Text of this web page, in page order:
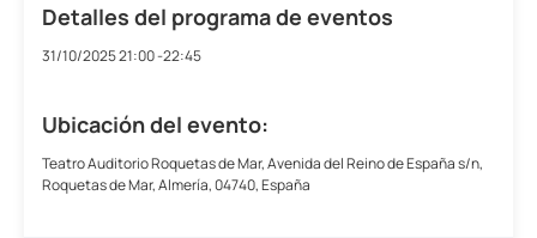
Detalles del programa de eventos
31/10/202521:00 -22:45
Ubicación del evento:
Teatro Auditorio Roquetas de Mar, Avenida del Reino de España s/n,
Roquetas de Mar, Almería, 04740, España